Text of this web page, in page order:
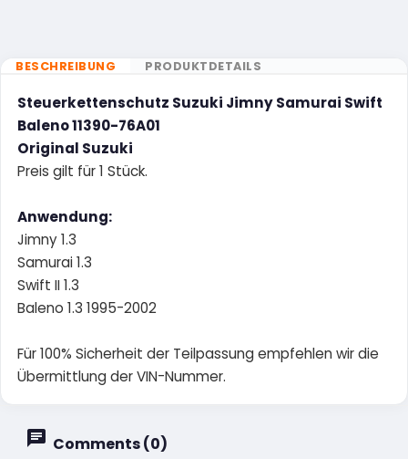
BESCHREIBUNG PRODUKTDETAILS
Steuerkettenschutz Suzuki Jimny Samurai Swift
Baleno 11390-76A01
Original Suzuki
Preis gilt für 1 Stück.
Anwendung:
Jimny 1.3
Samurai 1.3
Swift II 1.3
Baleno 1.3 1995-2002
Für 100% Sicherheit der Teilpassung empfehlen wir die
Übermittlung der VIN-Nummer.
Comments (0)